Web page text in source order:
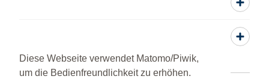
Diese Webseite verwendet Matomo/Piwik,
um die Bedienfreundlichkeit zu erhöhen.